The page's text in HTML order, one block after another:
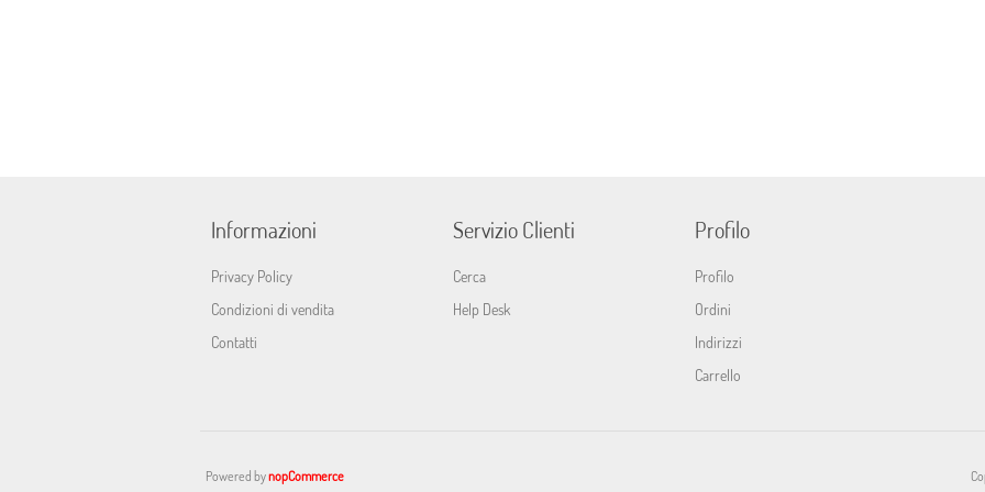
Informazioni
Privacy Policy
Condizioni di vendita
Contatti
Servizio Clienti
Cerca
Help Desk
Profilo
Profilo
Ordini
Indirizzi
Carrello
Powered bynopCommerce